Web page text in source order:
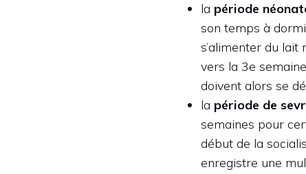
la période
son temps à
s’alimenter du
vers la 3e
doivent alors se
la période de
semaines pour
début de la
enregistre une